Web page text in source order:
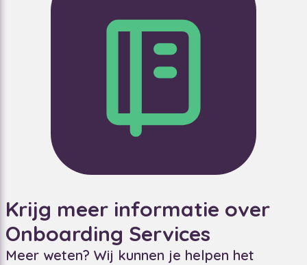
Krijg meer informatie over
Onboarding Services
Meer weten? Wij kunnen je helpen het